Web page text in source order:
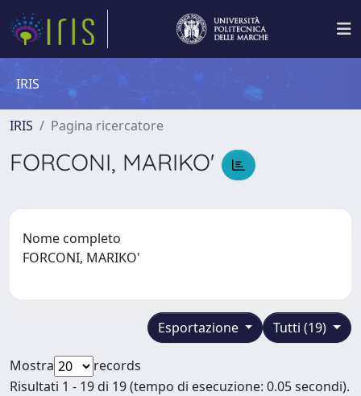
IRIS
IRIS Pagina ricercatore
FORCONI, MARIKO'
Nome completo
FORCONI, MARIKO'
Tutti (19)
Esportazione
Mostra
records
Risultati 1 - 19 di 19 (tempo di esecuzione: 0.05 secondi).